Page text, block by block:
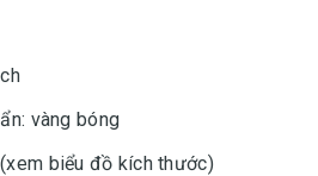
vàng bóng
biểu đồ kích thước)